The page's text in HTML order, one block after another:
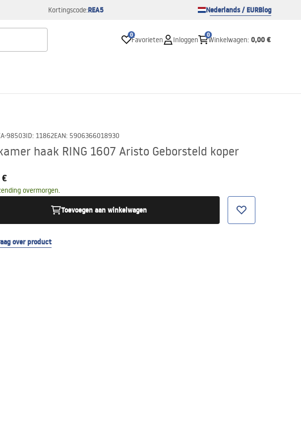
Kortingscode:REA5 Nederlands / EURBlog
0
Favorieten Inloggen
0
Winkelwagen: 0,00 €
98503ID: 11862EAN: 5906366018930
haak RING 1607 Aristo Geborsteld koper
overmorgen.
Toevoegen aan winkelwagen
over product